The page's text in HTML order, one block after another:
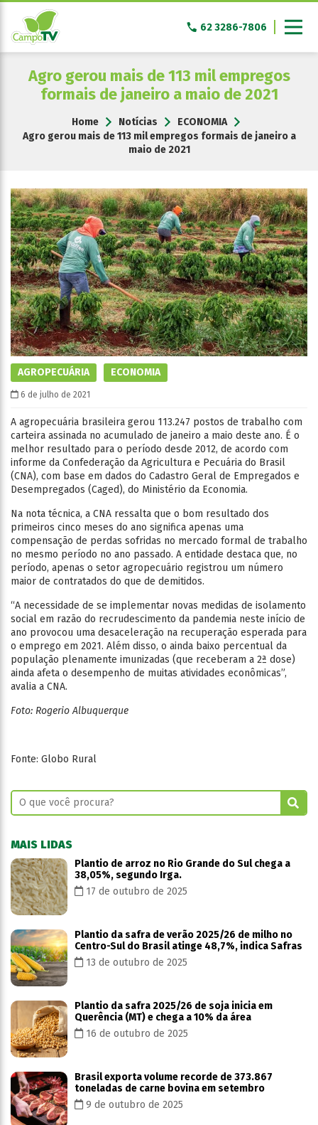
Pular
conteúdo
62 3286-7806
Agro gerou mais de 113 mil empregos
formais de janeiro a maio de 2021
Home Notícias
ECONOMIA
Agro gerou mais de 113 mil empregos formais de janeiro a
maio de 2021
AGROPECUÁRIA ECONOMIA
6 de julho de 2021
A agropecuária brasileira gerou 113.247 postos de trabalho com
carteira assinada no acumulado de janeiro a maio deste ano. É o
melhor resultado para o período desde 2012, de acordo com
informe da Confederação da Agricultura e Pecuária do Brasil
(CNA), com base em dados do Cadastro Geral de Empregados e
Desempregados (Caged), do Ministério da Economia.
Na nota técnica, a CNA ressalta que o bom resultado dos
primeiros cinco meses do ano significa apenas uma
compensação de perdas sofridas no mercado formal de trabalho
no mesmo período no ano passado. A entidade destaca que, no
período, apenas o setor agropecuário registrou um número
maior de contratados do que de demitidos.
“A necessidade de se implementar novas medidas de isolamento
social em razão do recrudescimento da pandemia neste início de
ano provocou uma desaceleração na recuperação esperada para
o emprego em 2021. Além disso, o ainda baixo percentual da
população plenamente imunizadas (que receberam a 2ª dose)
ainda afeta o desempenho de muitas atividades econômicas”,
avalia a CNA.
Foto: Rogerio Albuquerque
Fonte: Globo Rural
MAIS LIDAS
Plantio de arroz no Rio Grande do Sul chega a
38,05%, segundo Irga.
17 de outubro de 2025
Plantio da safra de verão 2025/26 de milho no
Centro-Sul do Brasil atinge 48,7%, indica Safras
13 de outubro de 2025
Plantio da safra 2025/26 de soja inicia em
Querência (MT) e chega a 10% da área
16 de outubro de 2025
Brasil exporta volume recorde de 373.867
toneladas de carne bovina em setembro
9 de outubro de 2025